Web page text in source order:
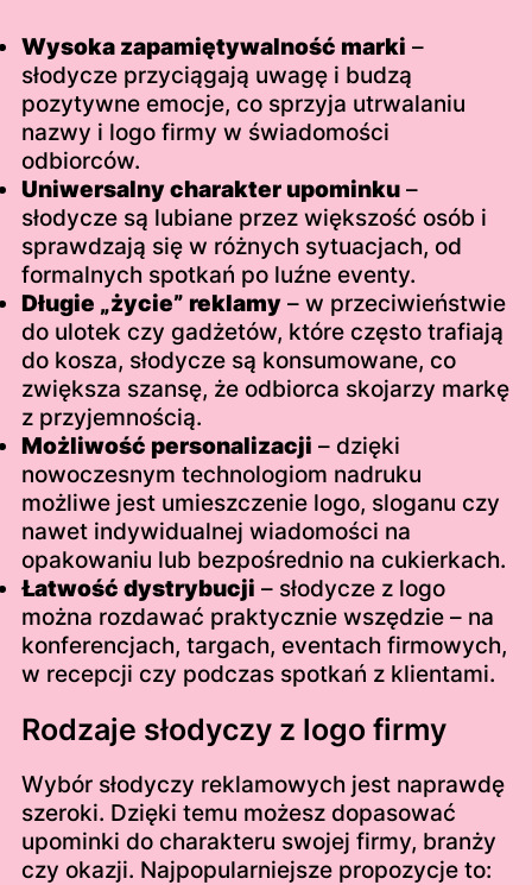
Wysoka zapamiętywalność marki –
słodycze przyciągają uwagę i budzą
pozytywne emocje, co sprzyja utrwalaniu
nazwy i logo firmy w świadomości
odbiorców.
Uniwersalny charakter upominku–
słodycze są lubiane przez większość osób i
sprawdzają się w różnych sytuacjach, od
formalnych spotkań po luźne eventy.
Długie „życie” reklamy– w przeciwieństwie
do ulotek czy gadżetów, które często trafiają
do kosza, słodycze są konsumowane, co
zwiększa szansę, że odbiorca skojarzy markę
z przyjemnością.
Możliwość personalizacji – dzięki
nowoczesnym technologiom nadruku
możliwe jest umieszczenie logo, sloganu czy
nawet indywidualnej wiadomości na
opakowaniu lub bezpośrednio na cukierkach.
Łatwość dystrybucji – słodycze z logo
można rozdawać praktycznie wszędzie – na
konferencjach, targach, eventach firmowych,
w recepcji czy podczas spotkań z klientami.
Rodzaje słodyczy z logo firmy
Wybór słodyczy reklamowych jest naprawdę
szeroki. Dzięki temu możesz dopasować
upominki do charakteru swojej firmy, branży
czy okazji. Najpopularniejsze propozycje to: